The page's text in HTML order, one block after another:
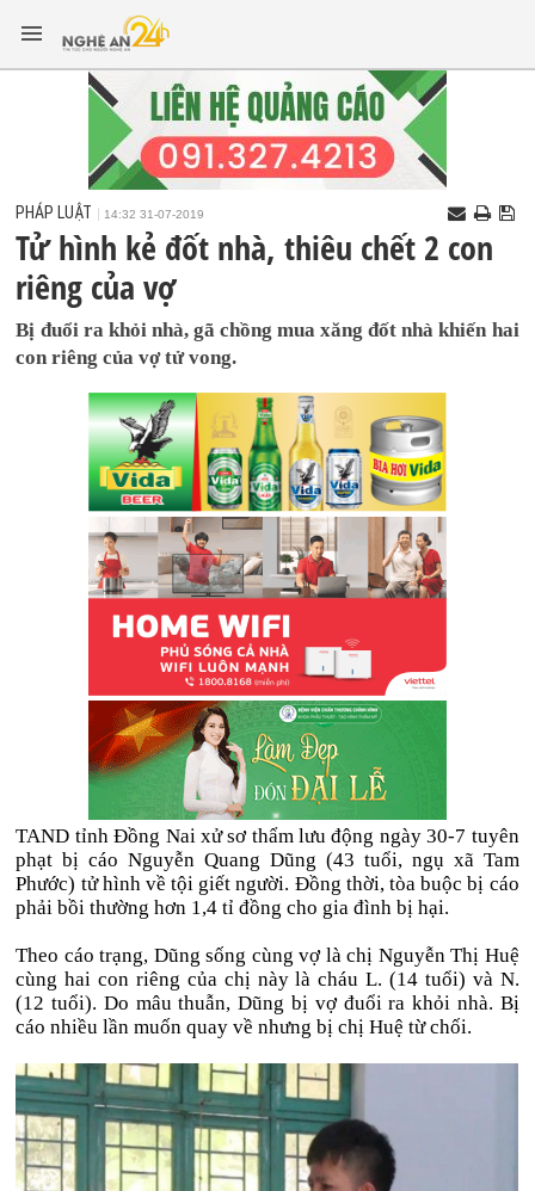
PHÁP LUẬT 14:32 31-07-2019
Tử hình kẻ đốt nhà, thiêu chết 2 con
riêng của vợ
Bị đuổi ra khỏi nhà, gã chồng mua xăng đốt nhà khiến hai
con riêng của vợ tử vong.
TAND tỉnh Đồng Nai xử sơ thẩm lưu động ngày 30-7 tuyên
phạt bị cáo Nguyễn Quang Dũng (43 tuổi, ngụ xã Tam
Phước) tử hình về tội giết người. Đồng thời, tòa buộc bị cáo
phải bồi thường hơn 1,4 tỉ đồng cho gia đình bị hại.
Theo cáo trạng, Dũng sống cùng vợ là chị Nguyễn Thị Huệ
cùng hai con riêng của chị này là cháu L. (14 tuổi) và N.
(12 tuổi). Do mâu thuẫn, Dũng bị vợ đuổi ra khỏi nhà. Bị
cáo nhiều lần muốn quay về nhưng bị chị Huệ từ chối.